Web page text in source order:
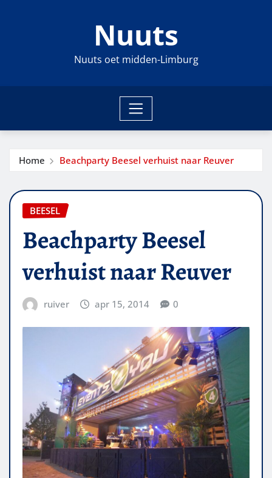
Nuuts
Nuuts oet midden-Limburg
Home Beachparty Beesel verhuist naar Reuver
BEESEL
Beachparty Beesel
verhuist naar Reuver
ruiver apr 15, 2014 0